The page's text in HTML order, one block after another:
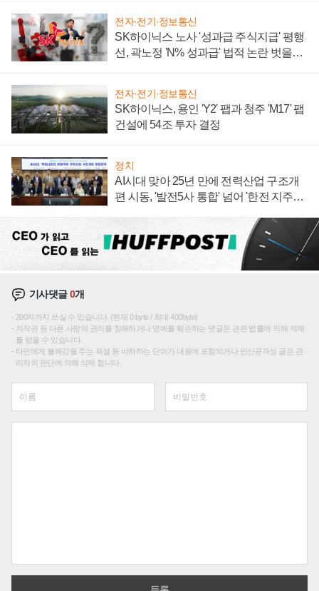
전자·전기·정보통신
SK하이닉스 노사 '성과급 주식지급' 평행
선, 곽노정 'N% 성과급' 법적 논란 벗을지
전자·전기·정보통신
SK하이닉스, 용인 'Y2' 팹과 청주 'M17' 팹
건설에 54조 투자 결정
정치
AI시대 맞아 25년 만에 전력산업 구조개
편 시동, '발전5사 통합' 넘어 '한전 지주사'
기사댓글0개
200자까지 쓰실 수 있습니다. (현재 0 byte / 최대 400byte)
저작권 등 다른 사람의 권리를 침해하거나 명예를 훼손하는 댓글은 관련 법률에 의해 제재
를 받을 수 있습니다.
타인에게 불쾌감을 주는 욕설 등 비하하는 단어가 내용에 포함되거나 인신공격성 글은 관
리자의 판단에 의해 삭제 합니다.